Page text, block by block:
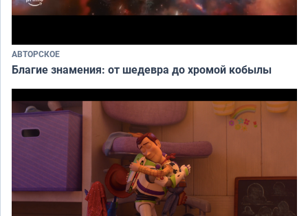
АВТОРСКОЕ
Благие знамения: от шедевра до хромой кобылы